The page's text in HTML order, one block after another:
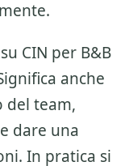
CIN per B&B
anche
del team,
dare una
In pratica si